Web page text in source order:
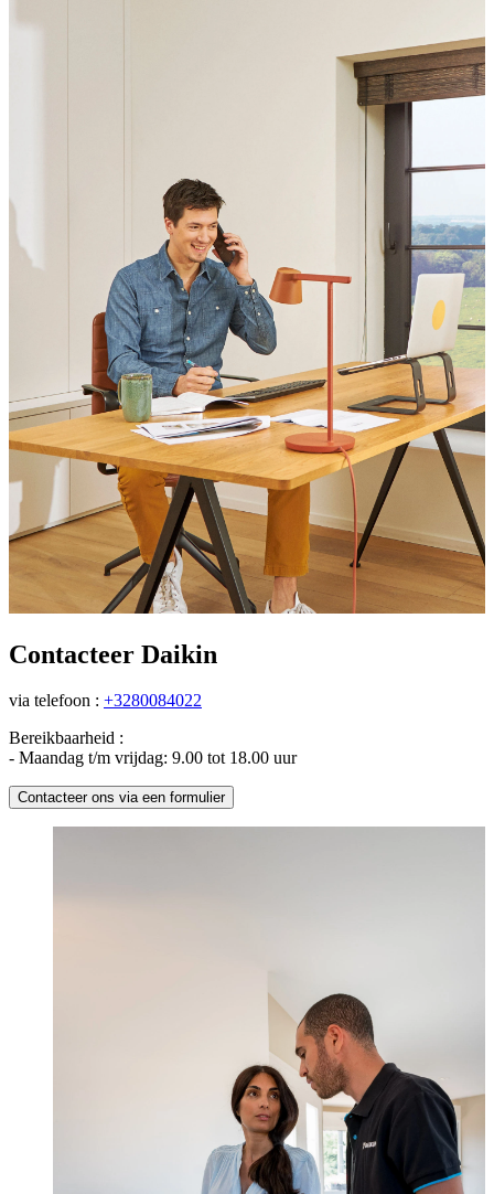
Contacteer Daikin
via telefoon : +3280084022
Bereikbaarheid :
- Maandag t/m vrijdag: 9.00 tot 18.00 uur
Contacteer ons via een formulier